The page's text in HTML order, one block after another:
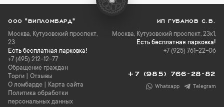
ООО "ВИПЛОМБАРД"
Москва, Кутузовский проспект,
23
Есть бесплатная парковка!
+7 (495) 212-12-77
Обращение граждан
Торги
Отзывы
О ломбарде
Карта сайта
Политика обработки
персональных данных
ИП ГУБАНОВ С.В.
Москва, Кутузовский проспект, 23к1,
Есть бесплатная парковка!
+7 (925) 761-22-06
+7 (985) 766-28-82
Whatsapp Telegram